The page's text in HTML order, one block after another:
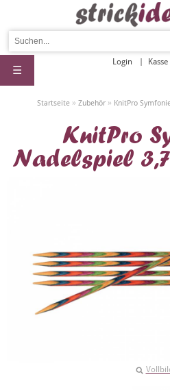
Login Kasse
☰
Startseite » Zubehör » KnitPro
KnitPro
Nadelspiel